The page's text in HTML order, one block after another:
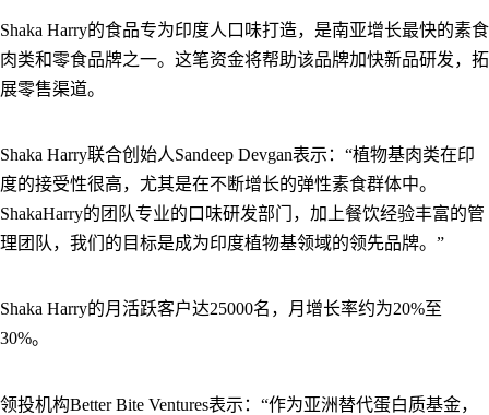
Shaka Harry的食品专为印度人口味打造，是南亚增长最快的素食
肉类和零食品牌之一。这笔资金将帮助该品牌加快新品研发，拓
展零售渠道。
Shaka Harry联合创始人Sandeep Devgan表示：“植物基肉类在印
度的接受性很高，尤其是在不断增长的弹性素食群体中。
ShakaHarry的团队专业的口味研发部门，加上餐饮经验丰富的管
理团队，我们的目标是成为印度植物基领域的领先品牌。”
Shaka Harry的月活跃客户达25000名，月增长率约为20%至
30%。
领投机构Better Bite Ventures表示：“作为亚洲替代蛋白质基金，